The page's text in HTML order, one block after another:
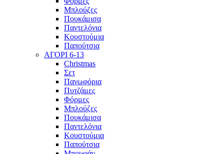
Μπλούζες
Πουκάμισα
Παντελόνια
Κουστούμια
Παπούτσια
ΑΓΟΡΙ 6-13
Christmas
Σετ
Πανωφόρια
Πυτζάμες
Φόρμες
Μπλούζες
Πουκάμισα
Παντελόνια
Κουστούμια
Παπούτσια